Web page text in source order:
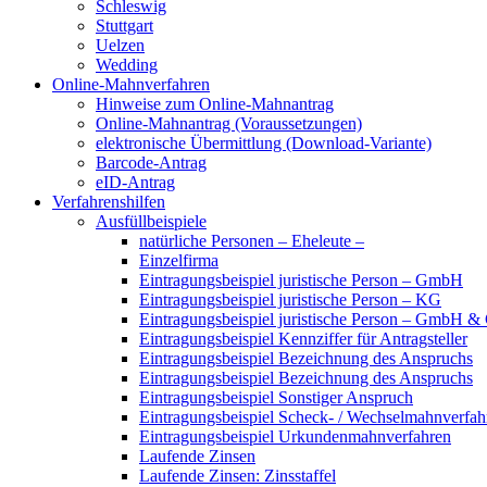
Schleswig
Stuttgart
Uelzen
Wedding
Online-Mahnverfahren
Hinweise zum Online-Mahnantrag
Online-Mahnantrag (Voraussetzungen)
elektronische Übermittlung (Download-Variante)
Barcode-Antrag
eID-Antrag
Verfahrenshilfen
Ausfüllbeispiele
natürliche Personen – Eheleute –
Einzelfirma
Eintragungsbeispiel juristische Person – GmbH
Eintragungsbeispiel juristische Person – KG
Eintragungsbeispiel juristische Person – GmbH
Eintragungsbeispiel Kennziffer für Antragsteller
Eintragungsbeispiel Bezeichnung des Anspruchs
Eintragungsbeispiel Bezeichnung des Anspruchs
Eintragungsbeispiel Sonstiger Anspruch
Eintragungsbeispiel Scheck- /
Eintragungsbeispiel Urkundenmahnverfahren
Laufende Zinsen
Laufende Zinsen: Zinsstaffel